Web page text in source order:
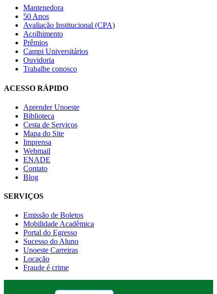
Mantenedora
50 Anos
Avaliação Institucional (CPA)
Acolhimento
Prêmios
Campi Universitários
Ouvidoria
Trabalhe conosco
ACESSO RÁPIDO
Aprender Unoeste
Biblioteca
Cesta de Serviços
Mapa do Site
Imprensa
Webmail
ENADE
Contato
Blog
SERVIÇOS
Emissão de Boletos
Mobilidade Acadêmica
Portal do Egresso
Sucesso do Aluno
Unoeste Carreiras
Locação
Fraude é crime